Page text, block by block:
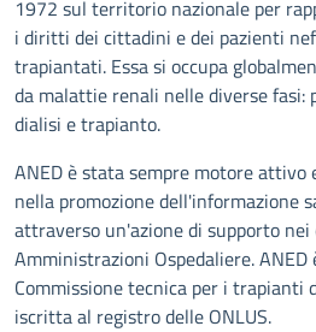
1972 sul territorio nazionale per
i diritti dei cittadini e dei pazienti
trapiantati. Essa si occupa
da malattie renali nelle diverse fasi:
dialisi e trapianto.
ANED è stata sempre motore
nella promozione dell'informazione
attraverso un'azione di supporto
Amministrazioni Ospedaliere.
Commissione tecnica per i trapianti
iscritta al registro delle ONLUS.